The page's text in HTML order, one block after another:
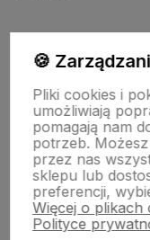
NASZE PRODUKTY
Moje konto
Płatności i
Informacje
🍪
Pliki cookies i
umożliwiają
pomagają nam
potrzeb.
przez nas
sklepu lub
preferencji,
Więcej o plikach
Polityce